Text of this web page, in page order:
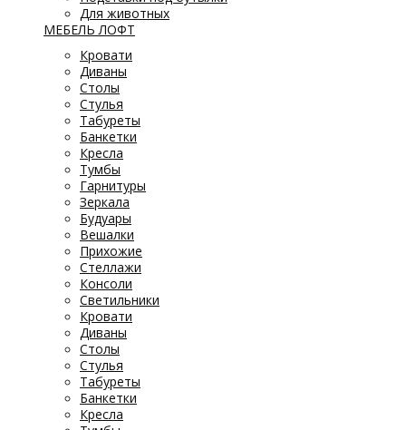
Для животных
МЕБЕЛЬ ЛОФТ
Кровати
Диваны
Столы
Стулья
Табуреты
Банкетки
Кресла
Тумбы
Гарнитуры
Зеркала
Будуары
Вешалки
Прихожие
Стеллажи
Консоли
Светильники
Кровати
Диваны
Столы
Стулья
Табуреты
Банкетки
Кресла